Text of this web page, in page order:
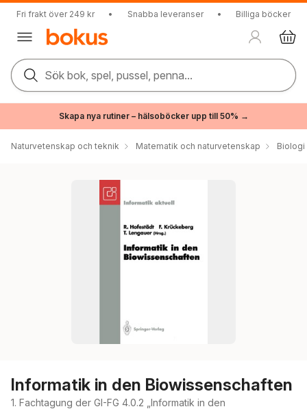
Fri frakt över 249 kr • Snabba leveranser • Billiga böcker
Sök bok, spel, pussel, penna...
Skapa nya rutiner – hälsoböcker upp till 50% →
Naturvetenskap och teknik Matematik och naturvetenskap Biologi
Informatik in den Biowissenschaften
1. Fachtagung der GI-FG 4.0.2 „Informatik in den